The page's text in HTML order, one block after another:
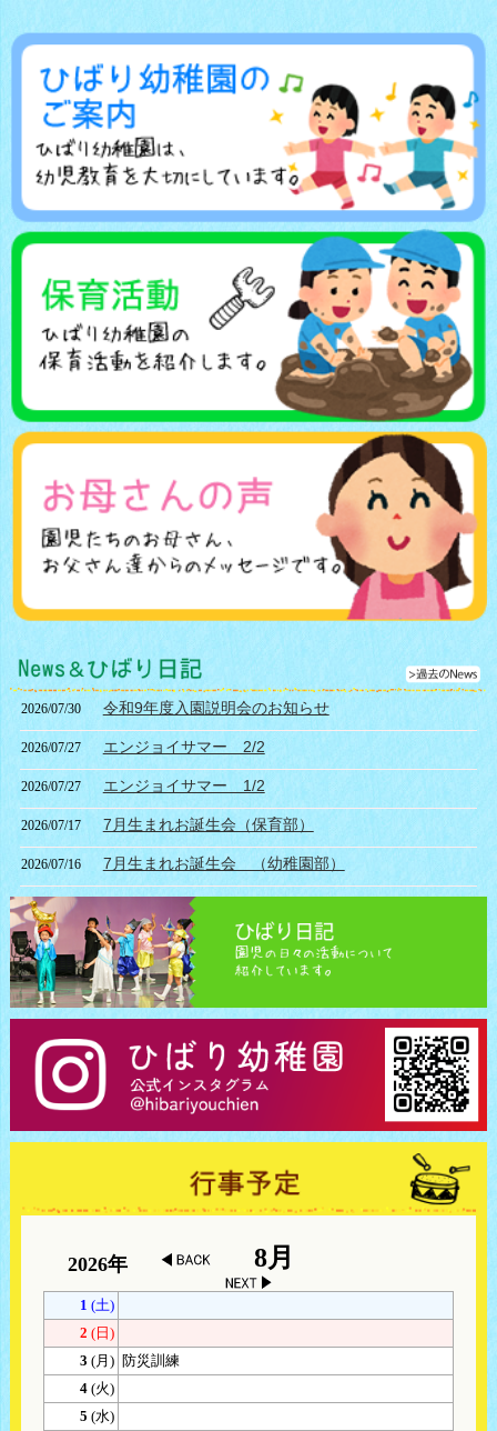
2026/07/30 令和9年度入園説明会のお知らせ
2026/07/27 エンジョイサマー 2/2
2026/07/27 エンジョイサマー 1/2
2026/07/17 7月生まれお誕生会（保育部）
2026/07/16 7月生まれお誕生会 （幼稚園部）